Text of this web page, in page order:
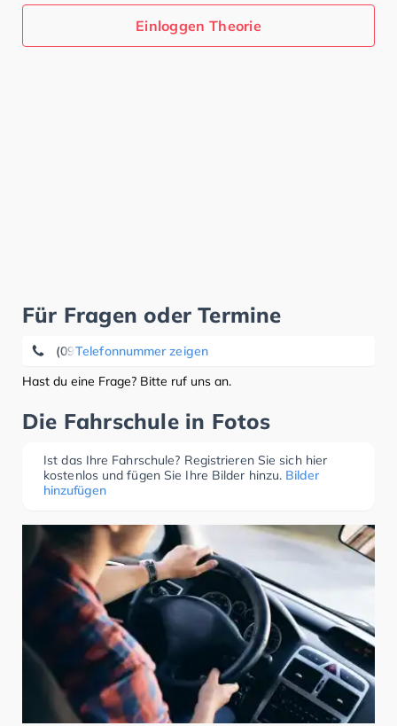
Einloggen Theorie
Für Fragen oder Termine
Telefonnummer zeigen
(09382) 31 94 84
Hast du eine Frage? Bitte ruf uns an.
Die Fahrschule in Fotos
Ist das Ihre Fahrschule? Registrieren Sie sich hier
kostenlos und fügen Sie Ihre Bilder hinzu. Bilder
hinzufügen